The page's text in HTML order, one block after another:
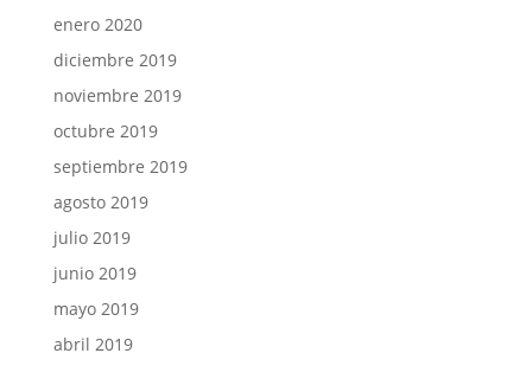
enero 2020
diciembre 2019
noviembre 2019
octubre 2019
septiembre 2019
agosto 2019
julio 2019
junio 2019
mayo 2019
abril 2019